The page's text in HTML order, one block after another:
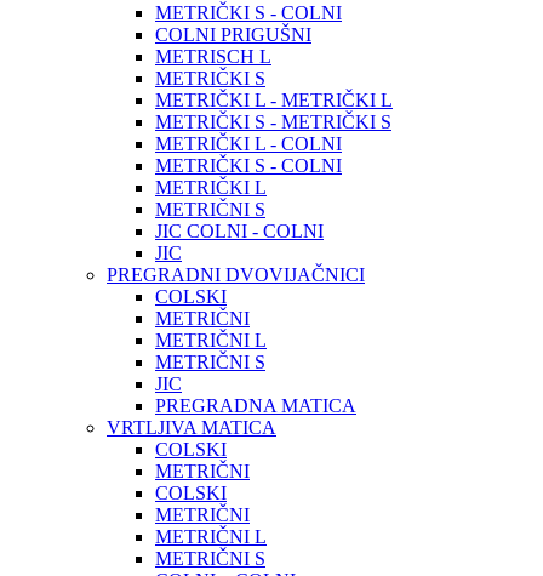
METRIČKI S - COLNI
COLNI PRIGUŠNI
METRISCH L
METRIČKI S
METRIČKI L - METRIČKI L
METRIČKI S - METRIČKI S
METRIČKI L - COLNI
METRIČKI S - COLNI
METRIČKI L
METRIČNI S
JIC COLNI - COLNI
JIC
PREGRADNI DVOVIJAČNICI
COLSKI
METRIČNI
METRIČNI L
METRIČNI S
JIC
PREGRADNA MATICA
VRTLJIVA MATICA
COLSKI
METRIČNI
COLSKI
METRIČNI
METRIČNI L
METRIČNI S